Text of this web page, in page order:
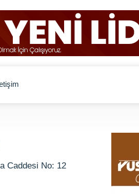
Caddesi No: 12